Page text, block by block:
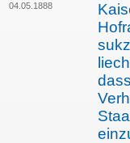
04.05.1888